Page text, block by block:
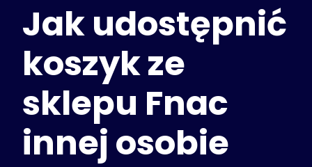
Rozwiązania
Dla konsumentów
Dla szkół
Dla firm
Zdobądź Plus+
Zaloguj się
Jak udostępnić
koszyk ze
sklepu Fnac
innej osobie